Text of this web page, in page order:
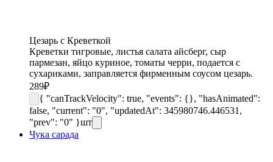
Цезарь с Креветкой
Креветки тигровые, листья салата айсберг, сыр
пармезан, яйцо куриное, томаты черри, подается с
сухариками, заправляется фирменным соусом цезарь.
289₽
{ "canTrackVelocity": true, "events": {}, "hasAnimated":
false, "current": "0", "updatedAt": 345980746.446531,
"prev": "0" }шт
Чука сарада